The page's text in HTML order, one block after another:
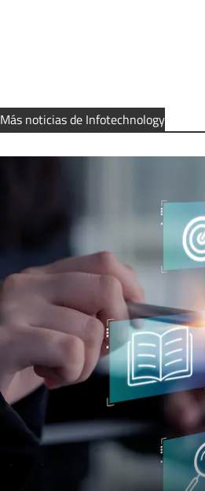
Más noticias de Infotechnology